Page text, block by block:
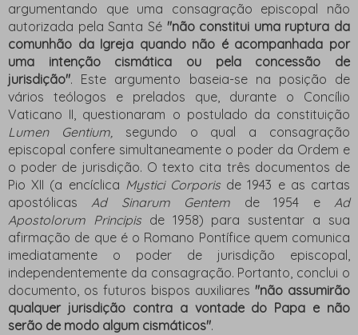
argumentando que uma consagração episcopal não
autorizada pela Santa Sé "não constitui uma ruptura da
comunhão da Igreja quando não é acompanhada por
uma intenção cismática ou pela concessão de
jurisdição". Este argumento baseia-se na posição de
vários teólogos e prelados que, durante o Concílio
Vaticano II, questionaram o postulado da constituição
Lumen Gentium,segundo o qual a consagração
episcopal confere simultaneamente o poder da Ordem e
o poder de jurisdição. O texto cita três documentos de
Pio XII (a encíclica Mystici Corporis de 1943 e as cartas
apostólicasAd Sinarum Gentem de 1954 eAd
Apostolorum Principisde 1958) para sustentar a sua
afirmação de que é o Romano Pontífice quem comunica
imediatamente o poder de jurisdição episcopal,
independentemente da consagração. Portanto, conclui o
documento, os futuros bispos auxiliares "não assumirão
qualquer jurisdição contra a vontade do Papa e não
serão de modo algum cismáticos".